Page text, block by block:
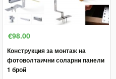
€98.00
Конструкция за монтаж на
фотоволтаични соларни панели
1 брой